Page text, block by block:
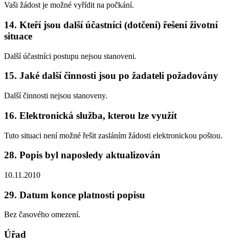
Vaši žádost je možné vyřídit na počkání.
14. Kteří jsou další účastníci (dotčení) řešení životní
situace
Další účastníci postupu nejsou stanoveni.
15. Jaké další činnosti jsou po žadateli požadovány
Další činnosti nejsou stanoveny.
16. Elektronická služba, kterou lze využít
Tuto situaci není možné řešit zasláním žádosti elektronickou poštou.
28. Popis byl naposledy aktualizován
10.11.2010
29. Datum konce platnosti popisu
Bez časového omezení.
Úřad